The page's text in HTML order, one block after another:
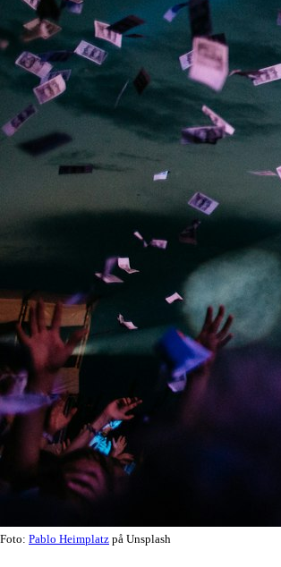
Foto: Pablo Heimplatz på Unsplash